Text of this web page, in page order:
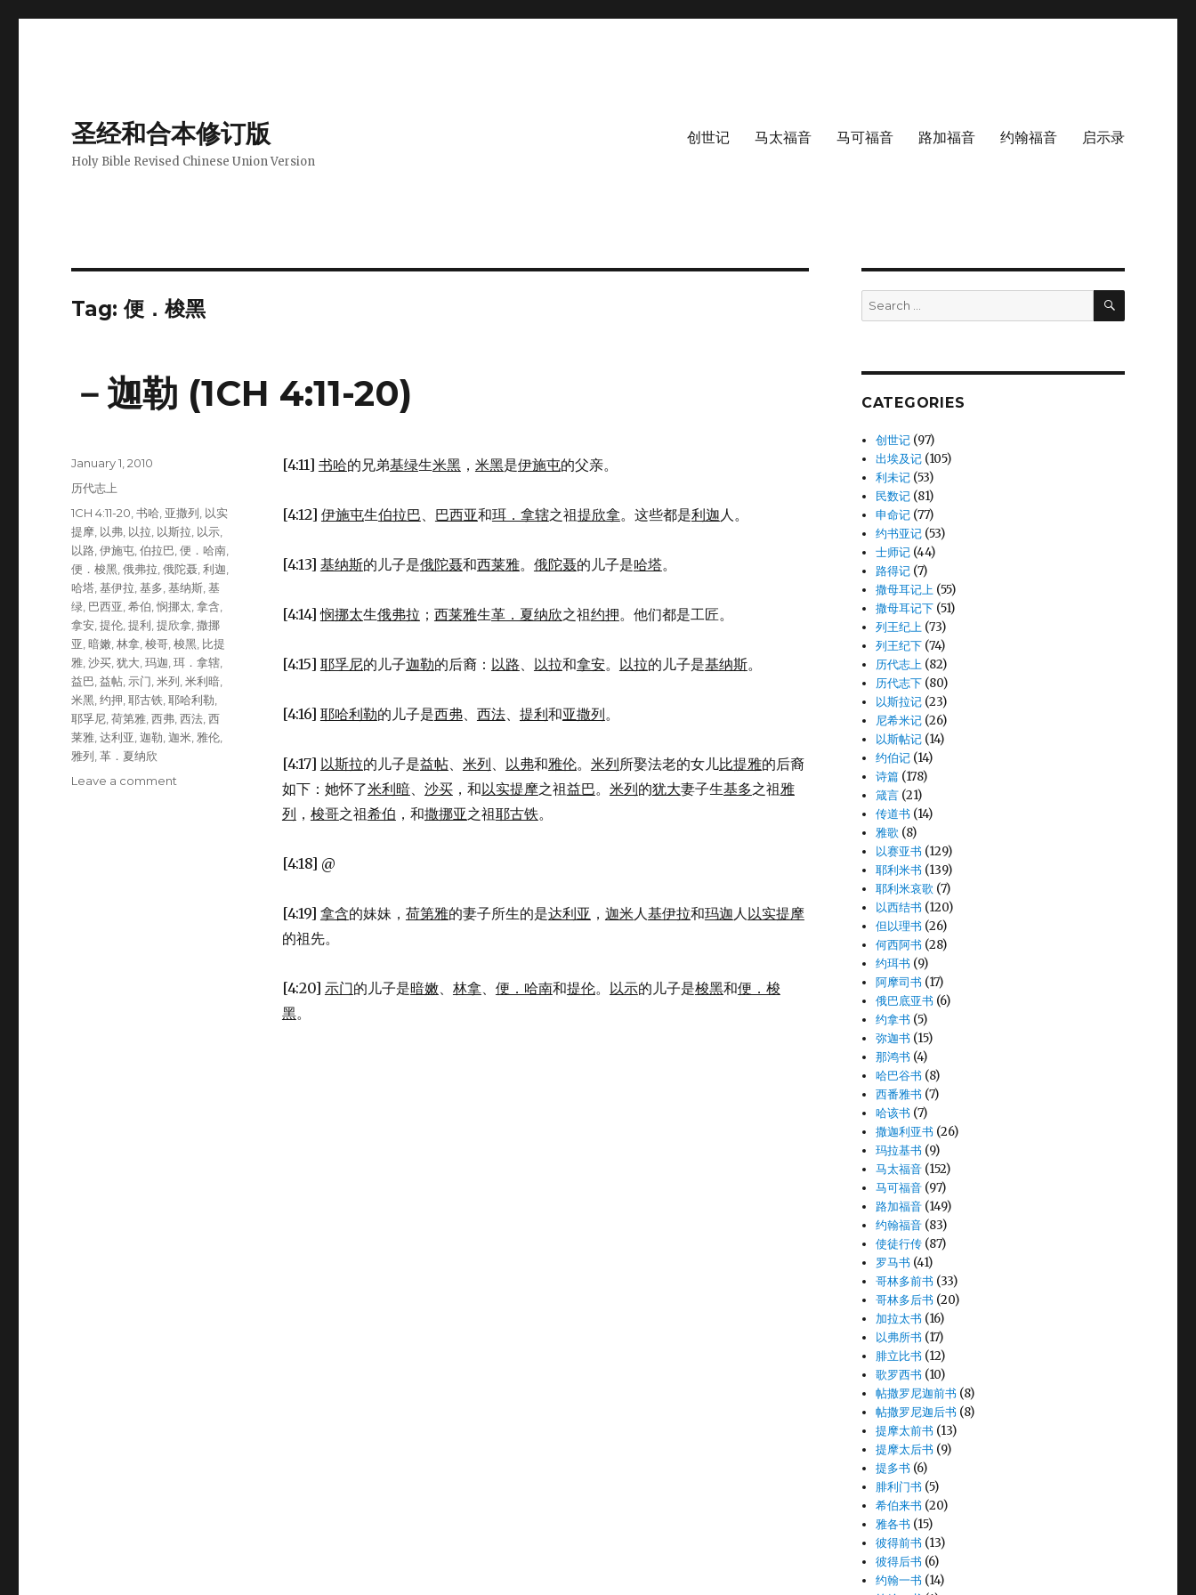
圣经和合本修订版
Holy Bible Revised Chinese Union Version
创世记 马太福音 马可福音 路加福音 约翰福音 启示录
Tag: 便．梭黑
－迦勒 (1CH 4:11-20)
[4:11] 书哈的兄弟基绿生米黑， 米黑是伊施屯的父亲。
[4:12] 伊施屯生伯拉巴、 巴西亚和珥．拿辖之祖提欣拿。这些都是利迦人。
[4:13] 基纳斯的儿子是俄陀聂和西莱雅。 俄陀聂的儿子是哈塔。
[4:14]悯挪太生俄弗拉 ； 西莱雅生革．夏纳欣之祖约押。他们都是工匠。
[4:15] 耶孚尼的儿子迦勒的后裔： 以路、 以拉和拿安。 以拉的儿子是基纳斯。
[4:16] 耶哈利勒的儿子是西弗、 西法、 提利和亚撒列。
[4:17] 以斯拉的儿子是益帖、 米列、 以弗和雅伦。 米列所娶法老的女儿比提雅的后裔
如下：她怀了米利暗、 沙买，和以实提摩之祖益巴。 米列的犹大妻子生基多之祖雅
列 ， 梭哥之祖希伯 ，和撒挪亚之祖耶古铁。
[4:18] @
[4:19] 拿含的妹妹， 荷第雅的妻子所生的是达利亚 ， 迦米人基伊拉和玛迦人以实提摩
的祖先。
[4:20] 示门的儿子是暗嫩、 林拿、 便．哈南和提伦。 以示的儿子是梭黑和便．梭
黑。
Posted
on
January 1, 2010
Categories
历代志上
Tags
1CH 4:11-20 ,书哈 亚撒列 以实
提摩 以弗 以拉 以斯拉 以示
以路 ,伊施屯 ,伯拉巴 ,便．哈南
便．梭黑 ,俄弗拉 ,俄陀聂 ,利迦
哈塔 ,基伊拉 ,基多 ,基纳斯 ,基
绿 巴西亚 ,希伯 ,悯挪太 ,拿含
拿安 ,提伦 ,提利 ,提欣拿 ,撒挪
亚 ,暗嫩 ,林拿 ,梭哥 ,梭黑 比提
雅 ,沙买 ,犹大 ,玛迦 ,珥．拿辖
益巴 ,益帖 示门 ,米列 ,米利暗
米黑 ,约押 ,耶古铁 ,耶哈利勒
耶孚尼 ,荷第雅 ,西弗 ,西法 ,西
莱雅 ,达利亚 ,迦勒 ,迦米 雅伦
雅列 ,革．夏纳欣
Leave a comment
Search
for:
SEARCH
CATEGORIES
创世记 (97)
出埃及记 (105)
利未记 (53)
民数记 (81)
申命记 (77)
约书亚记 (53)
士师记 (44)
路得记 (7)
撒母耳记上 (55)
撒母耳记下 (51)
列王纪上 (73)
列王纪下 (74)
历代志上 (82)
历代志下 (80)
以斯拉记 (23)
尼希米记 (26)
以斯帖记 (14)
约伯记 (14)
诗篇 (178)
箴言 (21)
传道书 (14)
雅歌 (8)
以赛亚书 (129)
耶利米书 (139)
耶利米哀歌 (7)
以西结书 (120)
但以理书 (26)
何西阿书 (28)
约珥书 (9)
阿摩司书 (17)
俄巴底亚书 (6)
约拿书 (5)
弥迦书 (15)
那鸿书 (4)
哈巴谷书 (8)
西番雅书 (7)
哈该书 (7)
撒迦利亚书 (26)
玛拉基书 (9)
马太福音 (152)
马可福音 (97)
路加福音 (149)
约翰福音 (83)
使徒行传 (87)
罗马书 (41)
哥林多前书 (33)
哥林多后书 (20)
加拉太书 (16)
以弗所书 (17)
腓立比书 (12)
歌罗西书 (10)
帖撒罗尼迦前书 (8)
帖撒罗尼迦后书 (8)
提摩太前书 (13)
提摩太后书 (9)
提多书 (6)
腓利门书 (5)
希伯来书 (20)
雅各书 (15)
彼得前书 (13)
彼得后书 (6)
约翰一书 (14)